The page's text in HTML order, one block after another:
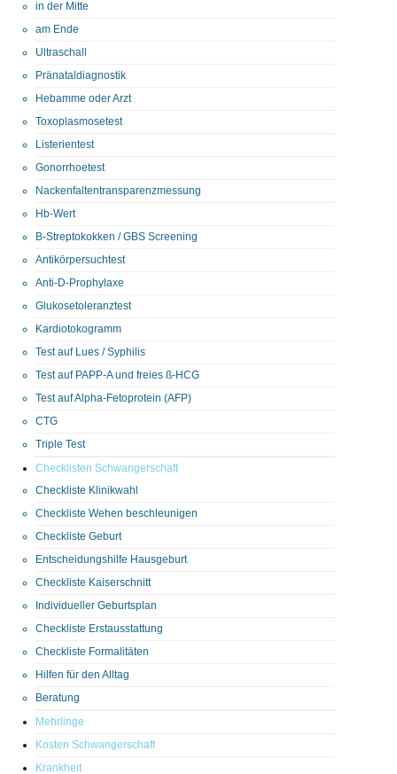
in der Mitte
am Ende
Ultraschall
Pränataldiagnostik
Hebamme oder Arzt
Toxoplasmosetest
Listerientest
Gonorrhoetest
Nackenfaltentransparenzmessung
Hb-Wert
B-Streptokokken / GBS Screening
Antikörpersuchtest
Anti-D-Prophylaxe
Glukosetoleranztest
Kardiotokogramm
Test auf Lues / Syphilis
Test auf PAPP-A und freies ß-HCG
Test auf Alpha-Fetoprotein (AFP)
CTG
Triple Test
Checklisten Schwangerschaft
Checkliste Klinikwahl
Checkliste Wehen beschleunigen
Checkliste Geburt
Entscheidungshilfe Hausgeburt
Checkliste Kaiserschnitt
Individueller Geburtsplan
Checkliste Erstausstattung
Checkliste Formalitäten
Hilfen für den Alltag
Beratung
Mehrlinge
Kosten Schwangerschaft
Krankheit